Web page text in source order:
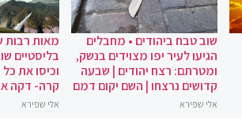
שוב טבח ביהודים • מחבלים
הגיעו לעיר יפו מצוידים בנשק,
ומטרתם: רצח יהודים | שבעה
קדושים נרצחו | השם יקום דמם
אלי שפירא
מאות רבות
בליסטיים
וכיסו את
קרה- דקה
אלי שפירא